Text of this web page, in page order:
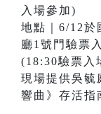
入場參加)
地點｜6/12於
廳1號門驗票
(18:30驗票入
現場提供吳毓
響曲 》存活指